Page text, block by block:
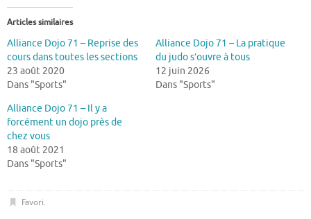
Articles similaires
Alliance Dojo 71 – Reprise des
cours dans toutes les sections
23 août 2020
Dans "Sports"
Alliance Dojo 71 – La pratique
du judo s’ouvre à tous
12 juin 2026
Dans "Sports"
Alliance Dojo 71 – Il y a
forcément un dojo près de
chez vous
18 août 2021
Dans "Sports"
Favori.